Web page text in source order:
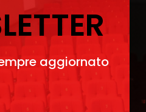
aggiornato